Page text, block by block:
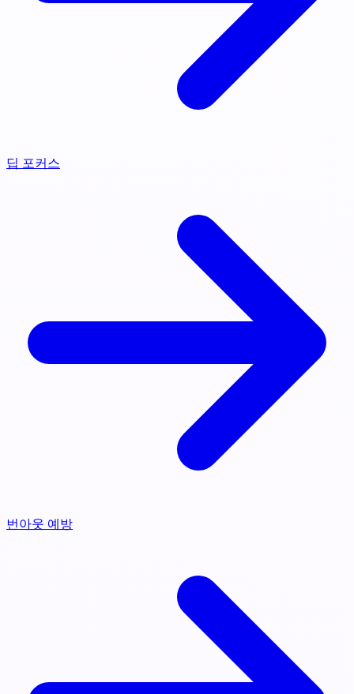
딥 포커스
번아웃 예방